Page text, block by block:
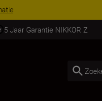
nu
5 Jaar Garantie NIKKOR Z